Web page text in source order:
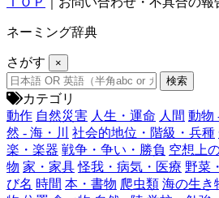
ネーミング辞典
さがす ×
カテゴリ
動作 自然災害 人生・運命 人間 動物
然 - 海・川
社会的地位・階級・兵種
楽・楽器 戦争・争い・勝負 空想上
物 家・家具 怪我・病気・医療 野菜
び名 時間 本・書物 爬虫類 海の生き